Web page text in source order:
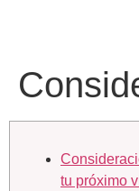
tu próximo